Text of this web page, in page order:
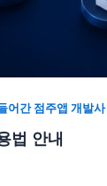
어간 점주앱 개발사
법 안내